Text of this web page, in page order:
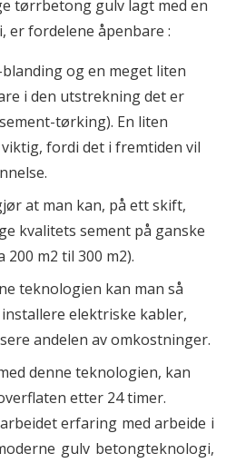
tørrbetong gulv lagt med en
er fordelene åpenbare :
og en meget liten
i den utstrekning det er
tørking). En liten
fordi det i fremtiden vil
at man kan, på ett skift,
kvalitets sement på ganske
m2 til 300 m2).
teknologien kan man så
elektriske kabler,
andelen av omkostninger.
denne teknologien, kan
etter 24 timer.
erfaring med arbeide i
gulv betongteknologi,